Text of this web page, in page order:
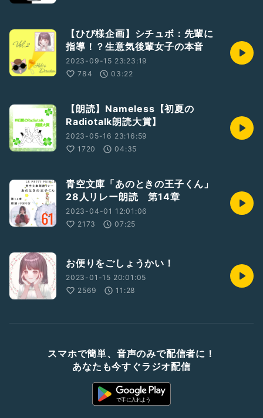
【ひび様企画】シチュボ：先輩に
指導！？生意気後輩女子の本音
2023-09-15 23:23:19
784
03:22
【朗読】Nameless【初夏の
Radiotalk朗読大賞】
2023-05-16 23:16:59
1720
04:35
青空文庫「あのときの王子くん」
28人リレー朗読 第14章
2023-04-01 12:01:06
2173
07:25
お便りをごしょうかい！
2023-01-15 20:01:05
2569
11:28
スマホで簡単、音声のみで配信者に！
あなたも今すぐラジオ配信